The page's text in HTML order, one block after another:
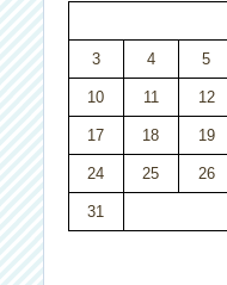
3 4 5
10 11 12
17 18 19
24 25 26
31